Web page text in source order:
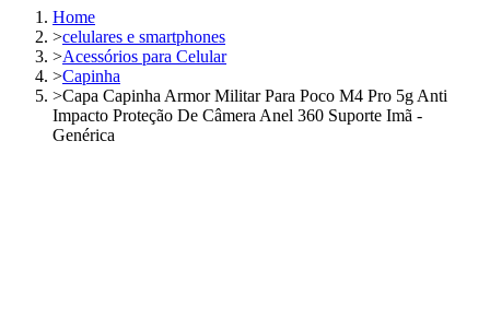
Home
>celulares e smartphones
>Acessórios para Celular
>Capinha
>Capa Capinha Armor Militar Para Poco M4 Pro 5g Anti
Impacto Proteção De Câmera Anel 360 Suporte Imã -
Genérica